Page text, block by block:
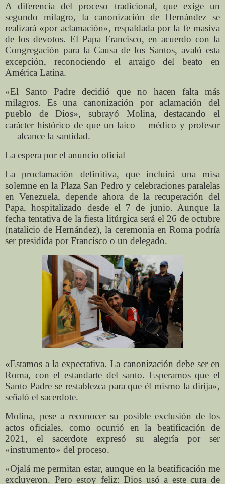
A diferencia del proceso tradicional, que exige un
segundo milagro, la canonización de Hernández se
realizará «por aclamación», respaldada por la fe masiva
de los devotos. El Papa Francisco, en acuerdo con la
Congregación para la Causa de los Santos, avaló esta
excepción, reconociendo el arraigo del beato en
América Latina.
«El Santo Padre decidió que no hacen falta más
milagros. Es una canonización por aclamación del
pueblo de Dios», subrayó Molina, destacando el
carácter histórico de que un laico —médico y profesor
— alcance la santidad.
La espera por el anuncio oficial
La proclamación definitiva, que incluirá una misa
solemne en la Plaza San Pedro y celebraciones paralelas
en Venezuela, depende ahora de la recuperación del
Papa, hospitalizado desde el 7 de junio. Aunque la
fecha tentativa de la fiesta litúrgica será el 26 de octubre
(natalicio de Hernández), la ceremonia en Roma podría
ser presidida por Francisco o un delegado.
«Estamos a la expectativa. La canonización debe ser en
Roma, con el estandarte del santo. Esperamos que el
Santo Padre se restablezca para que él mismo la dirija»,
señaló el sacerdote.
Molina, pese a reconocer su posible exclusión de los
actos oficiales, como ocurrió en la beatificación de
2021, el sacerdote expresó su alegría por ser
«instrumento» del proceso.
«Ojalá me permitan estar, aunque en la beatificación me
excluyeron. Pero estoy feliz: Dios usó a este cura de